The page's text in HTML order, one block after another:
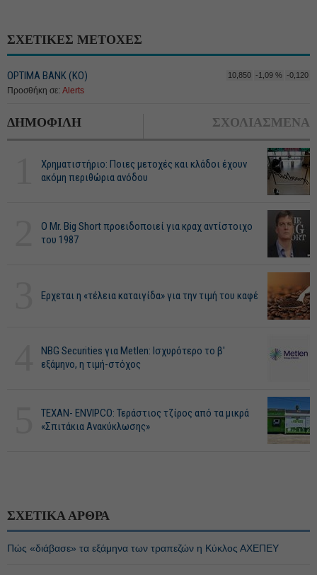
ΣΧΕΤΙΚΕΣ ΜΕΤΟΧΕΣ
OPTIMA BANK (ΚΟ) 10,850 -1,09 % -0,120
Προσθήκη σε: Alerts
ΔΗΜΟΦΙΛΗ ΣΧΟΛΙΑΣΜΕΝΑ
Χρηματιστήριο: Ποιες μετοχές και κλάδοι έχουν
ακόμη περιθώρια ανόδου
O Mr. Big Short προειδοποιεί για κραχ αντίστοιχο
του 1987
Ερχεται η «τέλεια καταιγίδα» για την τιμή του καφέ
NBG Securities για Metlen: Ισχυρότερο το β'
εξάμηνο, η τιμή-στόχος
ΤΕΧΑΝ- ENVIPCO: Τεράστιος τζίρος από τα μικρά
«Σπιτάκια Ανακύκλωσης»
ΣΧΕΤΙΚΑ ΑΡΘΡΑ
Πώς «διάβασε» τα εξάμηνα των τραπεζών η Κύκλος ΑΧΕΠΕΥ